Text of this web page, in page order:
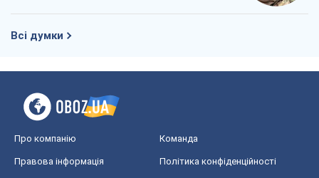
Всі думки
Про компанію Команда
Правова інформація Політика конфіденційності